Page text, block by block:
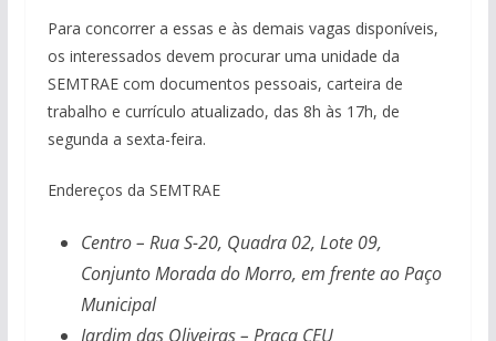
Para concorrer a essas e às demais vagas disponíveis,
os interessados devem procurar uma unidade da
SEMTRAE com documentos pessoais, carteira de
trabalho e currículo atualizado, das 8h às 17h, de
segunda a sexta-feira.
Endereços da SEMTRAE
Centro – Rua S-20, Quadra 02, Lote 09,
Conjunto Morada do Morro, em frente ao Paço
Municipal
Jardim das Oliveiras – Praça CEU